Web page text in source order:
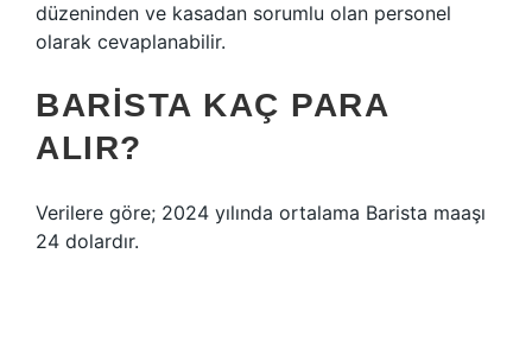
düzeninden ve kasadan sorumlu olan personel
olarak cevaplanabilir.
BARISTA KAÇ PARA
ALIR?
Verilere göre; 2024 yılında ortalama Barista maaşı
24 dolardır.